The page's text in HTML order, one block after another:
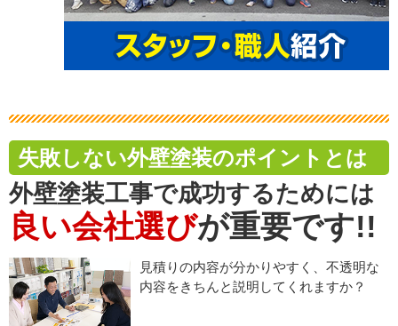
失敗しない外壁塗装のポイントとは
外壁塗装工事で成功するためには
良い会社選びが重要です!!
見積りの内容が分かりやすく、不透明な
内容をきちんと説明してくれますか？